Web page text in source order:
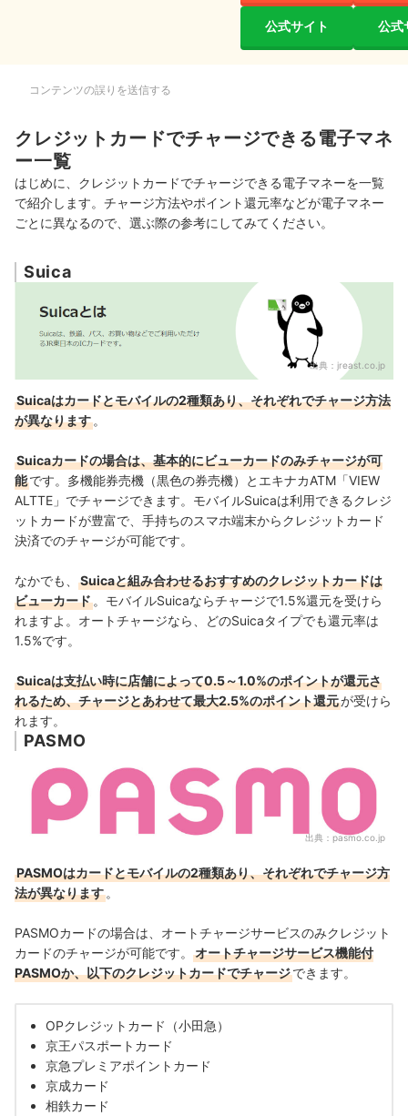
公式サイト 公式
コンテンツの誤りを送信する
クレジットカードでチャージできる電子マネ
ー一覧
はじめに、クレジットカードでチャージできる電子マネーを一覧
で紹介します。チャージ方法やポイント還元率などが電子マネー
ごとに異なるので、選ぶ際の参考にしてみてください。
Suica
出典： jreast.co.jp
Suicaはカードとモバイルの2種類あり、それぞれでチャージ方法
が異なります 。
Suicaカードの場合は、基本的にビューカードのみチャージが可
能です。多機能券売機（黒色の券売機）とエキナカATM「VIEW
ALTTE」でチャージできます。 モバイルSuicaは利用できるクレジ
ットカードが豊富で、手持ちのスマホ端末からクレジットカード
決済でのチャージが可能です。
なかでも、 Suicaと組み合わせるおすすめのクレジットカードは
ビューカード 。モバイルSuicaならチャージで1.5%還元を受けら
れますよ。オートチャージなら、どのSuicaタイプでも還元率は
1.5%です。
Suicaは支払い時に店舗によって0.5～1.0%のポイントが還元さ
れるため、チャージとあわせて最大2.5%のポイント還元が受けら
れます。
PASMO
出典： pasmo.co.jp
PASMOはカードとモバイルの2種類あり、それぞれでチャージ方
法が異なります 。
PASMOカードの場合は、オートチャージサービスのみクレジット
カードのチャージが可能です。
オートチャージサービス機能付
PASMOか、以下のクレジットカードでチャージできます。
OPクレジットカード（小田急）
京王パスポートカード
京急プレミアポイントカード
京成カード
相鉄カード